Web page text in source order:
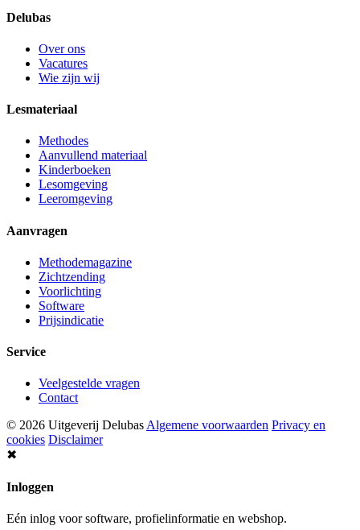
Delubas
Over ons
Vacatures
Wie zijn wij
Lesmateriaal
Methodes
Aanvullend materiaal
Kinderboeken
Lesomgeving
Leeromgeving
Aanvragen
Methodemagazine
Zichtzending
Voorlichting
Software
Prijsindicatie
Service
Veelgestelde vragen
Contact
© 2026 Uitgeverij DelubasAlgemene voorwaarden Privacy en
cookies Disclaimer
✖
Inloggen
Eén inlog voor software, profielinformatie en webshop.